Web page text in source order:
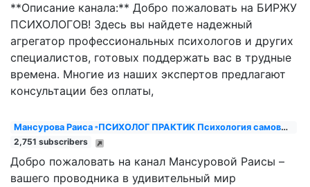
**Описание канала:** Добро пожаловать на БИРЖУ
ПСИХОЛОГОВ! Здесь вы найдете надежный
агрегатор профессиональных психологов и других
специалистов, готовых поддержать вас в трудные
времена. Многие из наших экспертов предлагают
консультации без оплаты,
Мансурова Раиса ▫️ПСИХОЛОГ ПРАКТИК Психология самовосст...
2,751 subscribers
Добро пожаловать на канал Мансуровой Раисы –
вашего проводника в удивительный мир